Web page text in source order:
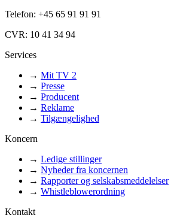
Telefon: +45 65 91 91 91
CVR: 10 41 34 94
Services
→ Mit TV 2
→ Presse
→ Producent
→ Reklame
→ Tilgængelighed
Koncern
→ Ledige stillinger
→ Nyheder fra koncernen
→ Rapporter og selskabsmeddelelser
→ Whistleblowerordning
Kontakt